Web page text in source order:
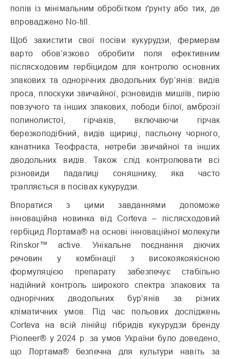
полів із мінімальним обробітком ґрунту або тих, де
впроваджено No-till.
Щоб захистити свої посіви кукурудзи, фермерам
варто обов’язково обробити поля ефективним
післясходовим гербіцидом для контролю основних
злакових та однорічних дводольних бур’янів: видів
проса, плоскухи звичайної, різновидів мишіїв, пирію
повзучого та інших злакових, лободи білої, амброзії
полинолистої, гірчаків, включаючи гірчак
березкоподібний, видів щириці, пасльону чорного,
канатника Теофраста, нетреби звичайної та інших
дводольних видів. Також слід контролювати всі
різновиди падалиці соняшнику, яка часто
трапляється в посівах кукурудзи.
Впоратися з цими завданнями допоможе
інноваційна новинка від Corteva – післясходовий
гербіцид Лортама® на основі інноваційної молекули
Rinskor™ active. Унікальне поєднання діючих
речовин у комбінації з високоякоякісною
формуляцією препарату забезпечує стабільно
надійний контроль широкого спектра злакових та
однорічних дводольних бур’янів за різних
кліматичних умов. Під час польових досліджень
Corteva на всій лінійці гібридів кукурудзи бренду
Pioneer® у 2024 р. за умов України було доведено,
що Лортама® безпечна для культури навіть за